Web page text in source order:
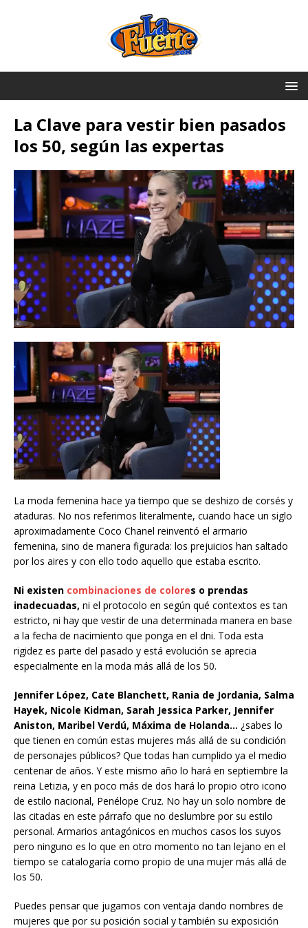
La Clave para vestir bien pasados
los 50, según las expertas
La moda femenina hace ya tiempo que se deshizo de corsés y
ataduras. No nos referimos literalmente, cuando hace un siglo
aproximadamente Coco Chanel reinventó el armario
femenina, sino de manera figurada: los prejuicios han saltado
por los aires y con ello todo aquello que estaba escrito.
Ni existen combinaciones de colores o prendas
inadecuadas, ni el protocolo en según qué contextos es tan
estricto, ni hay que vestir de una determinada manera en base
a la fecha de nacimiento que ponga en el dni. Toda esta
rigidez es parte del pasado y está evolución se aprecia
especialmente en la moda más allá de los 50.
Jennifer López, Cate Blanchett, Rania de Jordania, Salma
Hayek, Nicole Kidman, Sarah Jessica Parker, Jennifer
Aniston, Maribel Verdú, Máxima de Holanda… ¿sabes lo
que tienen en común estas mujeres más allá de su condición
de personajes públicos? Que todas han cumplido ya el medio
centenar de años. Y este mismo año lo hará en septiembre la
reina Letizia, y en poco más de dos hará lo propio otro icono
de estilo nacional, Penélope Cruz. No hay un solo nombre de
las citadas en este párrafo que no deslumbre por su estilo
personal. Armarios antagónicos en muchos casos los suyos
pero ninguno es lo que en otro momento no tan lejano en el
tiempo se catalogaría como propio de una mujer más allá de
los 50.
Puedes pensar que jugamos con ventaja dando nombres de
mujeres que por su posición social y también su exposición